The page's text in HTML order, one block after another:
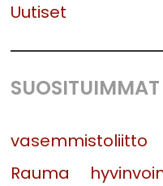
Uutiset
vasemmistoliitto
Rauma